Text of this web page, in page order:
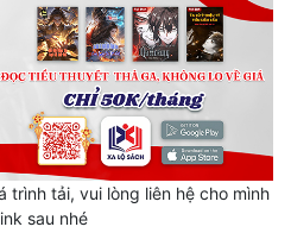
trình tải, vui lòng liên hệ cho mình
sau nhé